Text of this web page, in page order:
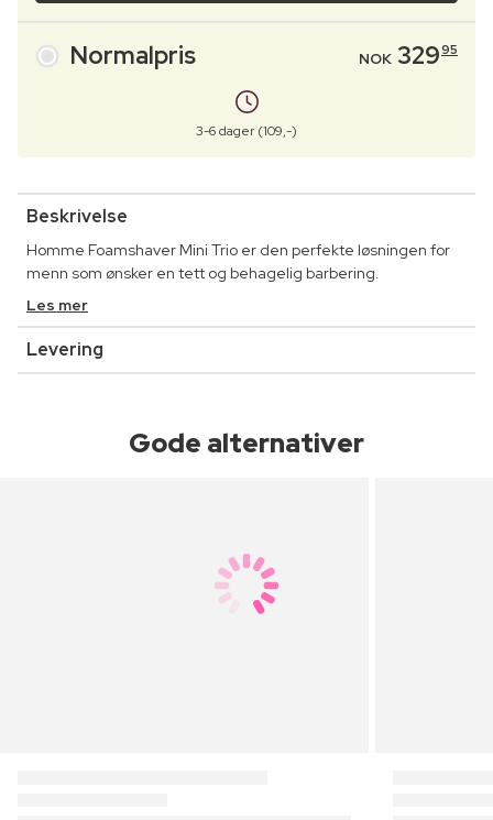
Normalpris NOK 32995
3-6 dager (109,-)
Beskrivelse
Homme Foamshaver Mini Trio er den perfekte løsningen for
menn som ønsker en tett og behagelig barbering.
Les mer
Levering
Gode alternativer